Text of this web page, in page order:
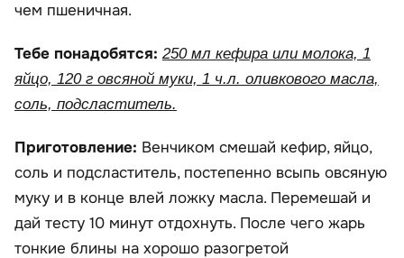
чем пшеничная.
Тебе понадобятся: 250 мл кефира или молока, 1
яйцо, 120 г овсяной муки, 1 ч.л. оливкового масла,
соль, подсластитель.
Приготовление: Венчиком смешай кефир, яйцо,
соль и подсластитель, постепенно всыпь овсяную
муку и в конце влей ложку масла. Перемешай и
дай тесту 10 минут отдохнуть. После чего жарь
тонкие блины на хорошо разогретой